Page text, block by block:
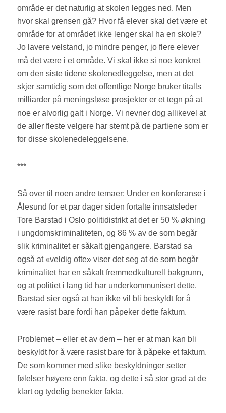
område er det naturlig at skolen legges ned. Men
hvor skal grensen gå? Hvor få elever skal det være et
område for at området ikke lenger skal ha en skole?
Jo lavere velstand, jo mindre penger, jo flere elever
må det være i et område. Vi skal ikke si noe konkret
om den siste tidene skolenedleggelse, men at det
skjer samtidig som det offentlige Norge bruker titalls
milliarder på meningsløse prosjekter er et tegn på at
noe er alvorlig galt i Norge. Vi nevner dog allikevel at
de aller fleste velgere har stemt på de partiene som er
for disse skolenedeleggelsene.
***
Så over til noen andre temaer: Under en konferanse i
Ålesund for et par dager siden fortalte innsatsleder
Tore Barstad i Oslo politidistrikt at det er 50 % økning
i ungdomskriminaliteten, og 86 % av de som begår
slik kriminalitet er såkalt gjengangere. Barstad sa
også at «veldig ofte» viser det seg at de som begår
kriminalitet har en såkalt fremmedkulturell bakgrunn,
og at politiet i lang tid har underkommunisert dette.
Barstad sier også at han ikke vil bli beskyldt for å
være rasist bare fordi han påpeker dette faktum.
Problemet – eller et av dem – her er at man kan bli
beskyldt for å være rasist bare for å påpeke et faktum.
De som kommer med slike beskyldninger setter
følelser høyere enn fakta, og dette i så stor grad at de
klart og tydelig benekter fakta.